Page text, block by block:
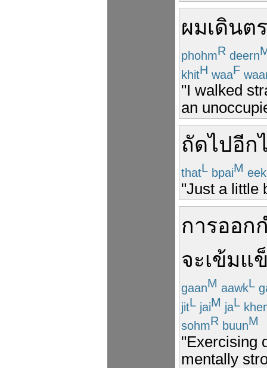
ผมเดินต
phohmR deern
khitH waaF
"I walked
an
ถัดไปอีก
thatL bpaiM eek
"Just a little
การออก
จะเข้มแ
gaanM aawkL
jitL jaiM jaL
sohmR buunM
"Exercising
mentally